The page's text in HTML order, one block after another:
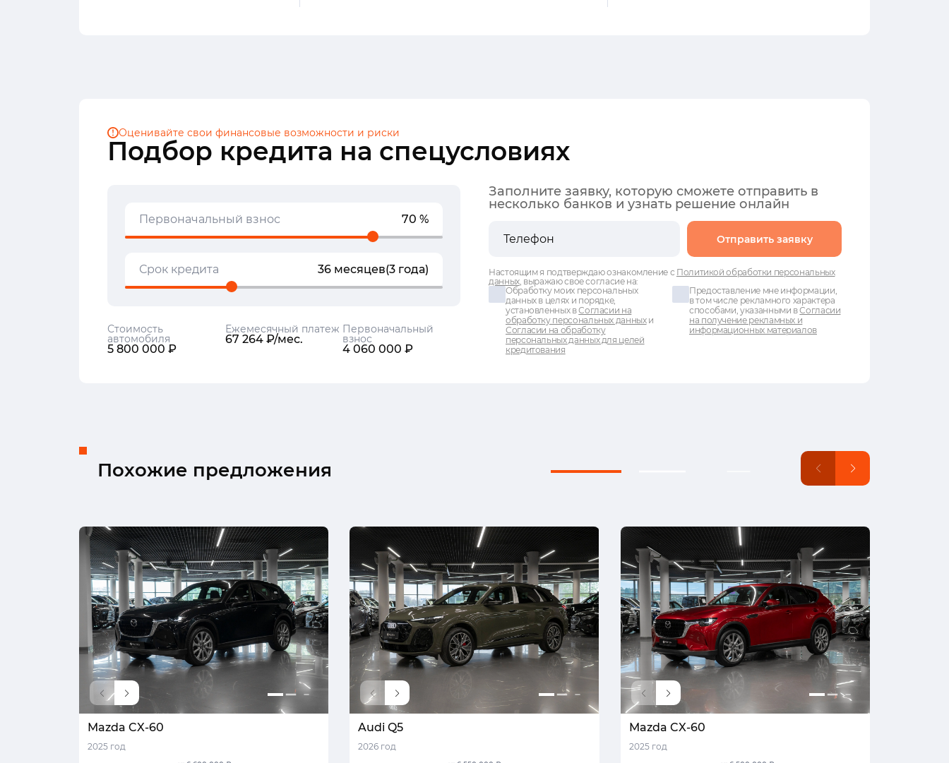
Подбор кредита на спецусловиях
Оценивайте свои финансовые возможности и риски
Первоначальный взнос 70 %
Срок кредита 36 месяцев(3 года)
Стоимость
автомобиля
5 800 000 ₽
Ежемесячный платеж
67 264 ₽/мес.
Первоначальный
взнос
4 060 000 ₽
Заполните заявку, которую сможете отправить в
несколько банков и узнать решение онлайн
Отправить заявку
Настоящим я подтверждаю ознакомление с Политикой обработки персональных
данных, выражаю свое согласие на:
Обработку моих персональных
данных в целях и порядке,
установленных вСогласии на
обработку персональных данныхи
Согласии на обработку
персональных данных для целей
кредитования
Предоставление мне информации,
в том числе рекламного характера
способами, указанными вСогласии
на получение рекламных и
информационных материалов
Похожие предложения
Mazda CX-60
2025 год
Audi Q5
2026 год
Mazda CX-60
2025 год